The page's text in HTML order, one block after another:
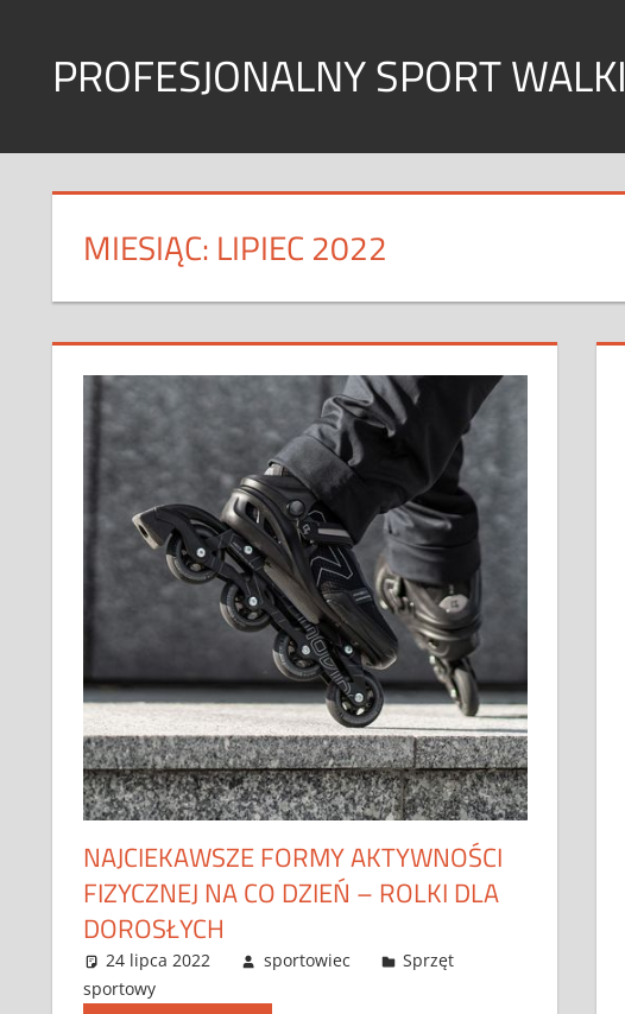
contentPROFESJONALNY SPORT WALKI
w
każdym
MIESIĄC: LIPIEC 2022
NAJCIEKAWSZE FORMY AKTYWNOŚCI
FIZYCZNEJ NA CO DZIEŃ – ROLKI DLA
DOROSŁYCH
24 lipca 2022 sportowiec
Sprzęt
sportowy